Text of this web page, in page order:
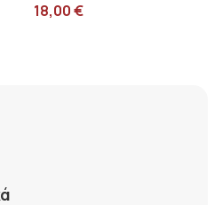
KSSB0007
18,00€